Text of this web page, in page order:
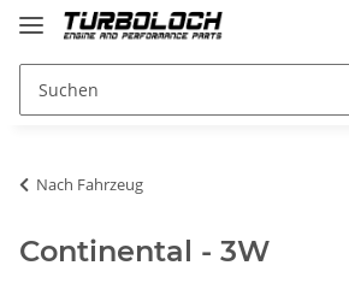
Nach Fahrzeug
Continental - 3W